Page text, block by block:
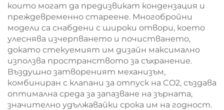
които могат да предизвикат кондензация и
преждевременно стареене. Многобройни
модели са снабдени с широки отвори, което
улеснява изчерпването и почистването,
докато стекуемият им дизайн максимално
използва пространството за съхранение.
Въздушно затвореният механизъм,
комбиниран с клапани за отпуск на CO2, създава
оптимална среда за запазване на зърната,
значително удължавайки срока им на годност.